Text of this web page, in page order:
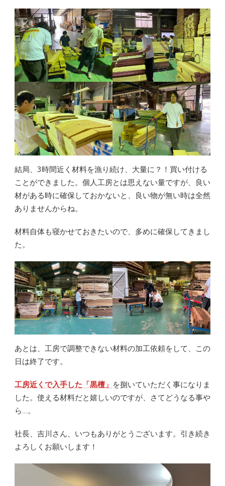
結局、3時間近く材料を漁り続け、大量に？！買い付ける
ことができました。個人工房とは思えない量ですが、良い
材がある時に確保しておかないと、良い物が無い時は全然
ありませんからね。
材料自体も寝かせておきたいので、多めに確保してきまし
た。
あとは、工房で調整できない材料の加工依頼をして、この
日は終了です。
工房近くで入手した「黒檀」 を捌いていただく事になりま
した。使える材料だと嬉しいのですが、さてどうなる事や
ら…。
社長、吉川さん、いつもありがとうございます。引き続き
よろしくお願いします！